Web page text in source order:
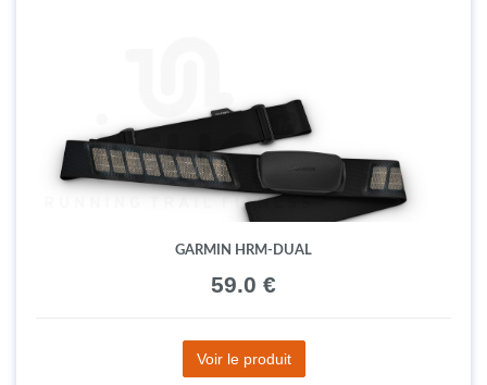
GARMIN HRM-DUAL
59.0 €
Voir le produit